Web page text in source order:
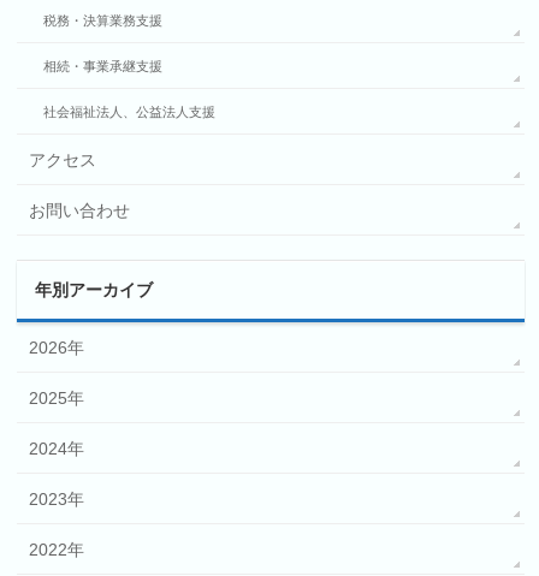
税務・決算業務支援
相続・事業承継支援
社会福祉法人、公益法人支援
アクセス
お問い合わせ
年別アーカイブ
2026年
2025年
2024年
2023年
2022年